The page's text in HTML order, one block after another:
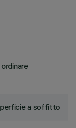
a soffitto